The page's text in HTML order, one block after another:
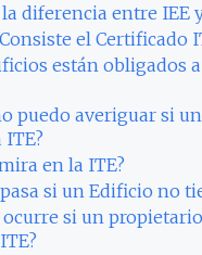
la diferencia entre IEE
el Certificado
están obligados
puedo averiguar si
en la ITE?
pasa si un Edificio no
ocurre si un